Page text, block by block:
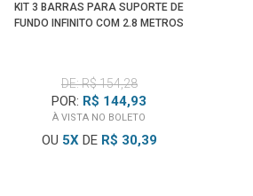
KIT 3 BARRAS PARA SUPORTE DE
FUNDO INFINITO COM 2.8 METROS
DE: R$ 154,28
POR: R$ 144,93
À VISTA NO BOLETO
OU 5XDE R$ 30,39